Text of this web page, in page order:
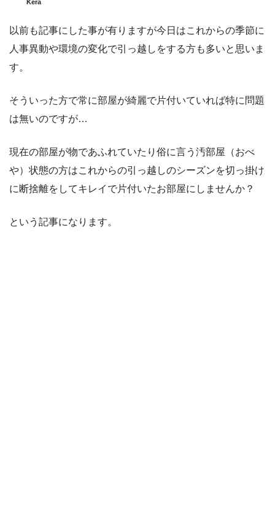
Kera
以前も記事にした事が有りますが今日はこれからの季節に
人事異動や環境の変化で引っ越しをする方も多いと思いま
す。
そういった方で常に部屋が綺麗で片付いていれば特に問題
は無いのですが…
現在の部屋が物であふれていたり俗に言う汚部屋（おべ
や）状態の方はこれからの引っ越しのシーズンを切っ掛け
に断捨離をしてキレイで片付いたお部屋にしませんか？
という記事になります。